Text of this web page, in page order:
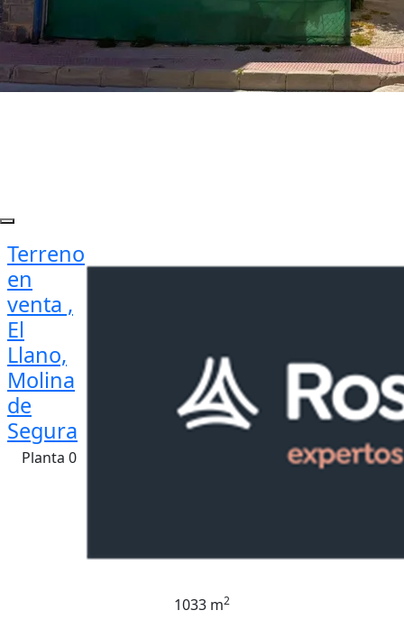
Terreno
en
venta ,
El
Llano,
Molina
de
Segura
Planta 0
1033 m2